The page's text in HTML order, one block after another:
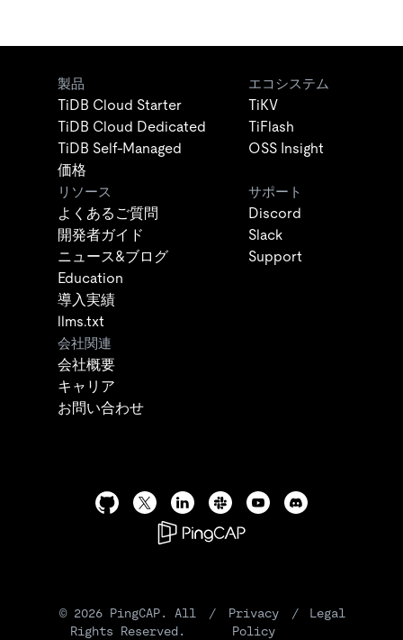
製品
TiDB Cloud Starter
TiDB Cloud Dedicated
TiDB Self-Managed
価格
エコシステム
TiKV
TiFlash
OSS Insight
リソース
よくあるご質問
開発者ガイド
ニュース&ブログ
Education
導入実績
llms.txt
サポート
Discord
Slack
Support
会社関連
会社概要
キャリア
お問い合わせ
© 2026PingCAP. All
Rights Reserved.
/
Privacy
Policy
/ Legal